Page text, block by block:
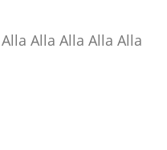
Alla Alla Alla Alla